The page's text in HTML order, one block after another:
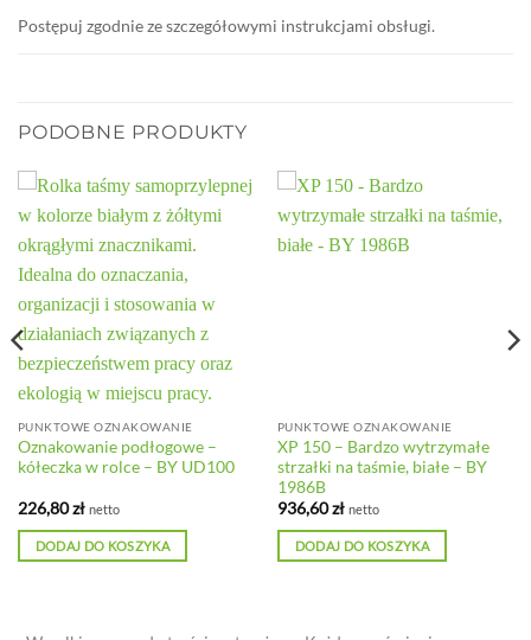
Postępuj zgodnie ze szczegółowymi instrukcjami obsługi.
PODOBNE PRODUKTY
PUNKTOWE OZNAKOWANIE
Oznakowanie podłogowe –
kółeczka w rolce – BY UD100
226,80zł netto
DODAJ DO KOSZYKA
PUNKTOWE OZNAKOWANIE
XP 150 – Bardzo wytrzymałe
strzałki na taśmie, białe – BY
1986B
936,60zł netto
DODAJ DO KOSZYKA